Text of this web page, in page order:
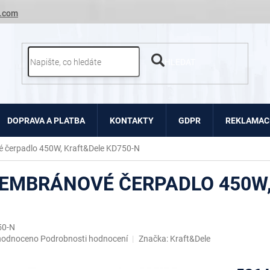
DOPRAVA A PLATBA KONTAKTY GDPR
čerpadlo 450W, Kraft&Dele KD750-N
ČERPADLO
N
Podrobnosti hodnocení Značka: Kraft&Dele